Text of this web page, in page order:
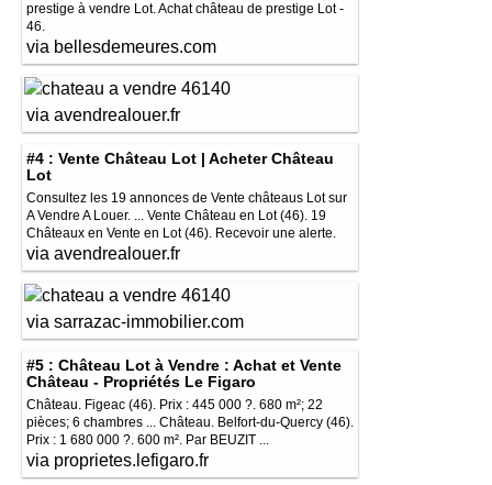
prestige à vendre Lot. Achat château de prestige Lot -
46.
via bellesdemeures.com
via avendrealouer.fr
#4 : Vente Château Lot | Acheter Château
Lot
Consultez les 19 annonces de Vente châteaus Lot sur
A Vendre A Louer. ... Vente Château en Lot (46). 19
Châteaux en Vente en Lot (46). Recevoir une alerte.
via avendrealouer.fr
via sarrazac-immobilier.com
#5 : Château Lot à Vendre : Achat et Vente
Château - Propriétés Le Figaro
Château. Figeac (46). Prix : 445 000 ?. 680 m²; 22
pièces; 6 chambres ... Château. Belfort-du-Quercy (46).
Prix : 1 680 000 ?. 600 m². Par BEUZIT ...
via proprietes.lefigaro.fr